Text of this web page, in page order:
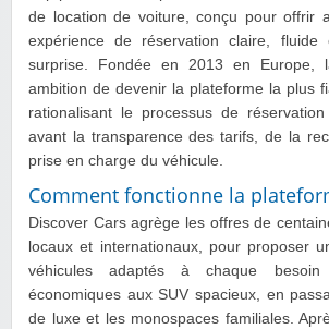
de location de voiture, conçu pour offrir
expérience de réservation claire, fluide
surprise. Fondée en 2013 en Europe,
ambition de devenir la plateforme la plus
rationalisant le processus de
avant la transparence des tarifs, de la
prise en charge du véhicule.
Comment fonctionne la
Discover Cars agrège les offres de
locaux et internationaux, pour proposer
véhicules adaptés à chaque
économiques aux SUV spacieux, en
de luxe et les monospaces familiales.